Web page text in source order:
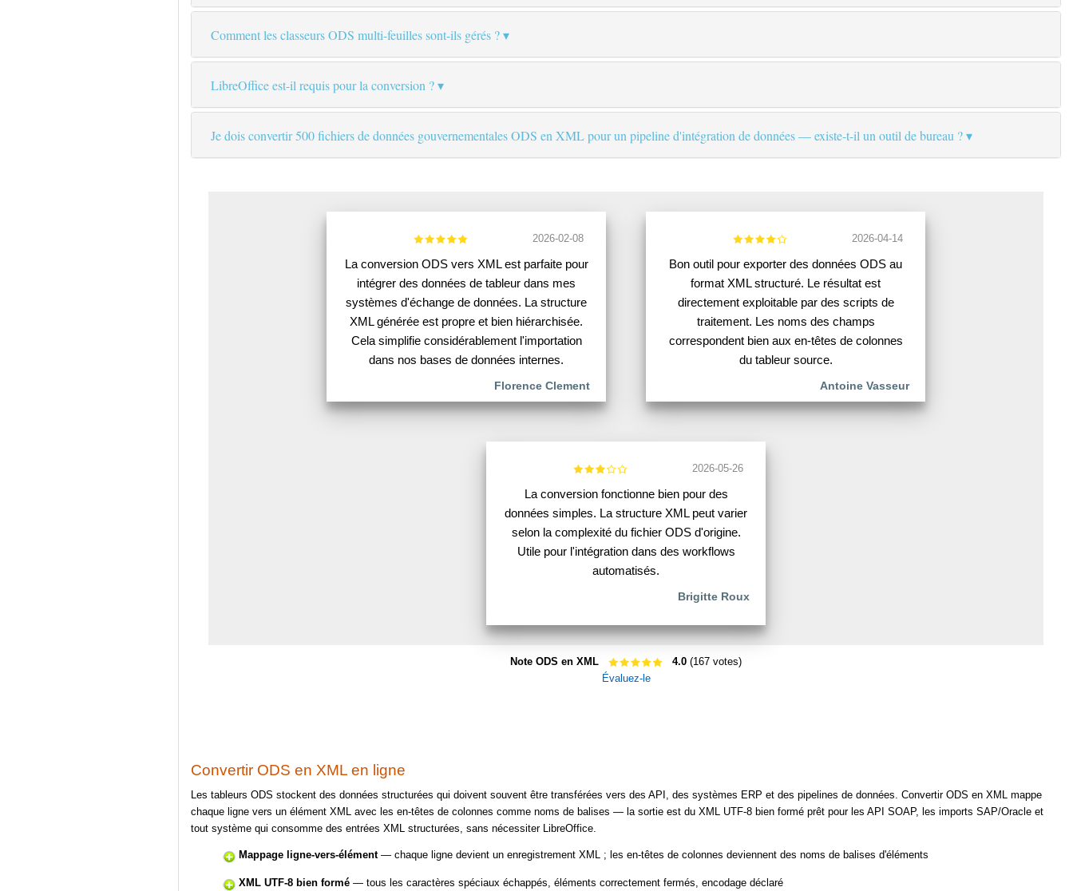
Comment les classeurs ODS multi-feuilles sont-ils gérés ?
LibreOffice est-il requis pour la conversion ?
Je dois convertir 500 fichiers de données gouvernementales ODS en XML pour un pipeline d'intégration de données — existe-t-il un outil de bureau ?
2026-02-08
La conversion ODS vers XML est parfaite pour
intégrer des données de tableur dans mes
systèmes d'échange de données. La structure
XML générée est propre et bien hiérarchisée.
Cela simplifie considérablement l'importation
dans nos bases de données internes.
Florence Clement
2026-04-14
Bon outil pour exporter des données ODS au
format XML structuré. Le résultat est
directement exploitable par des scripts de
traitement. Les noms des champs
correspondent bien aux en-têtes de colonnes
du tableur source.
Antoine Vasseur
2026-05-26
La conversion fonctionne bien pour des
données simples. La structure XML peut varier
selon la complexité du fichier ODS d'origine.
Utile pour l'intégration dans des workflows
automatisés.
Brigitte Roux
Note ODS en XML 4.0 (167 votes)
Évaluez-le
Convertir ODS en XML en ligne
Les tableurs ODS stockent des données structurées qui doivent souvent être transférées vers des API, des systèmes ERP et des pipelines de données. Convertir ODS en XML mappe
chaque ligne vers un élément XML avec les en-têtes de colonnes comme noms de balises — la sortie est du XML UTF-8 bien formé prêt pour les API SOAP, les imports SAP/Oracle et
tout système qui consomme des entrées XML structurées, sans nécessiter LibreOffice.
Mappage ligne-vers-élément— chaque ligne devient un enregistrement XML ; les en-têtes de colonnes deviennent des noms de balises d'éléments
XML UTF-8 bien formé — tous les caractères spéciaux échappés, éléments correctement fermés, encodage déclaré